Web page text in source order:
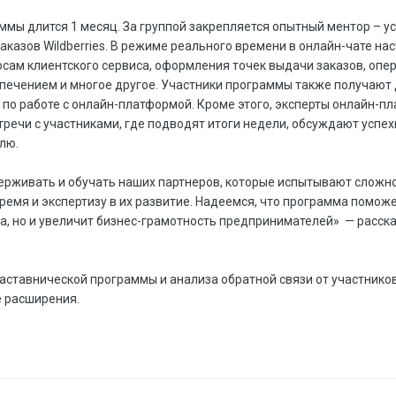
длится 1 месяц. За группой закрепляется опытный ментор –
Wildberries. В режиме реального времени в онлайн-чате
клиентского сервиса, оформления точек выдачи заказов,
и многое другое. Участники программы также получают
по работе с онлайн-платформой. Кроме этого, эксперты онлайн-
с участниками, где подводят итоги недели, обсуждают
и обучать наших партнеров, которые испытывают
и экспертизу в их развитие. Надеемся, что программа
но и увеличит бизнес-грамотность предпринимателей» —
программы и анализа обратной связи от